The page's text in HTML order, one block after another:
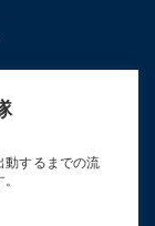
動するまでの流